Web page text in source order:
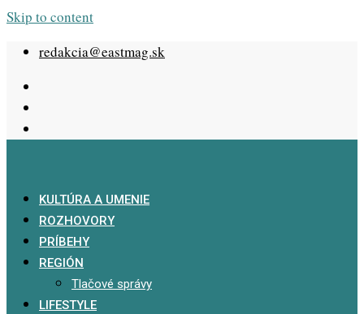
Skip to content
redakcia@eastmag.sk
KULTÚRA A UMENIE
ROZHOVORY
PRÍBEHY
REGIÓN
Tlačové správy
LIFESTYLE